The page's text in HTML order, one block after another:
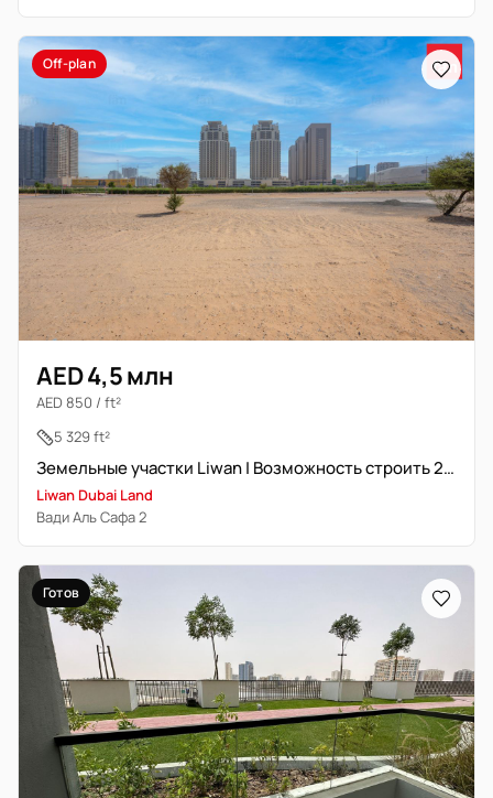
Off-plan
AED 4,5 млн
AED 850 / ft²
5 329 ft²
Земельные участки Liwan | Возможность строить 2 объекта
Liwan Dubai Land
Вади Аль Сафа 2
Готов